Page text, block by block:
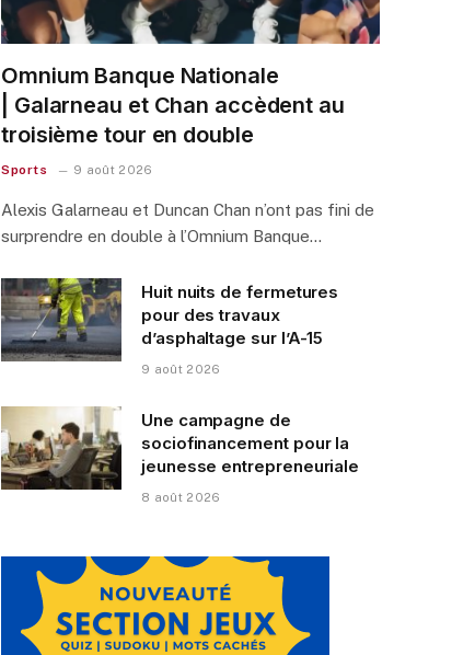
Omnium Banque Nationale
| Galarneau et Chan accèdent au
troisième tour en double
Sports 9 août 2026
Alexis Galarneau et Duncan Chan n’ont pas fini de
surprendre en double à l’Omnium Banque…
Huit nuits de fermetures
pour des travaux
d’asphaltage sur l’A-15
9 août 2026
Une campagne de
sociofinancement pour la
jeunesse entrepreneuriale
8 août 2026